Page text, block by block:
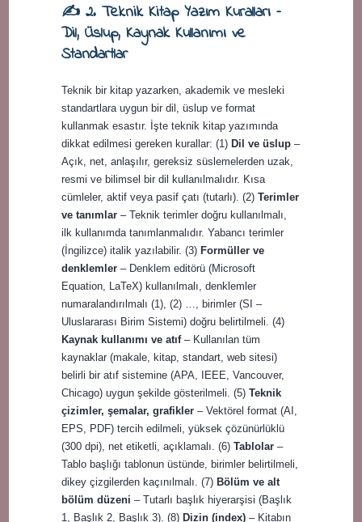
✍️ 2. Teknik Kitap Yazım Kuralları –
Dil, Üslup, Kaynak Kullanımı ve
Standartlar
Teknik bir kitap yazarken, akademik ve mesleki
standartlara uygun bir dil, üslup ve format
kullanmak esastır. İşte teknik kitap yazımında
dikkat edilmesi gereken kurallar: (1)Dil ve üslup –
Açık, net, anlaşılır, gereksiz süslemelerden uzak,
resmi ve bilimsel bir dil kullanılmalıdır. Kısa
cümleler, aktif veya pasif çatı (tutarlı). (2)Terimler
ve tanımlar – Teknik terimler doğru kullanılmalı,
ilk kullanımda tanımlanmalıdır. Yabancı terimler
(İngilizce) italik yazılabilir. (3)Formüller ve
denklemler – Denklem editörü (Microsoft
Equation, LaTeX) kullanılmalı, denklemler
numaralandırılmalı (1), (2) …, birimler (SI –
Uluslararası Birim Sistemi) doğru belirtilmeli. (4)
Kaynak kullanımı ve atıf– Kullanılan tüm
kaynaklar (makale, kitap, standart, web sitesi)
belirli bir atıf sistemine (APA, IEEE, Vancouver,
Chicago) uygun şekilde gösterilmeli. (5)Teknik
çizimler, şemalar, grafikler – Vektörel format (AI,
EPS, PDF) tercih edilmeli, yüksek çözünürlüklü
(300 dpi), net etiketli, açıklamalı. (6)Tablolar –
Tablo başlığı tablonun üstünde, birimler belirtilmeli,
dikey çizgilerden kaçınılmalı. (7)Bölüm ve alt
bölüm düzeni – Tutarlı başlık hiyerarşisi (Başlık
1, Başlık 2, Başlık 3). (8)Dizin (index) – Kitabın